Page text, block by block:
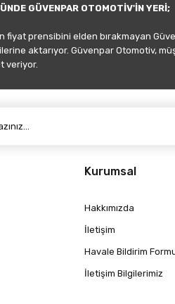
GÜVENPAR OTOMOTİV'İN YERİ;
prensibini elden bırakmayan
aktarıyor. Güvenpar Otomotiv,
veriyor.
Kurumsal
Hakkımızda
İletişim
Havale Bildirim
İletişim Bilgilerimiz